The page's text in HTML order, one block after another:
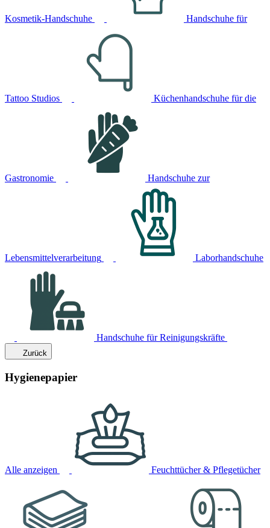
Kosmetik-Handschuhe Handschuhe für
Tattoo Studios Küchenhandschuhe für die
Gastronomie Handschuhe zur
Lebensmittelverarbeitung Laborhandschuhe
Handschuhe für Reinigungskräfte
Zurück
Hygienepapier
Alle anzeigen Feuchttücher & Pflegetücher